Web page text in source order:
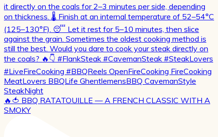
🔥🍅 BBQ RATATOUILLE — A FRENCH CLASSIC WITH A
SMOKY